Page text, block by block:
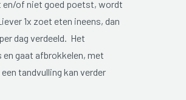
en/of niet goed poetst, wordt
1x zoet eten ineens, dan
dag verdeeld. Het
gaat afbrokkelen, met
tandvulling kan verder